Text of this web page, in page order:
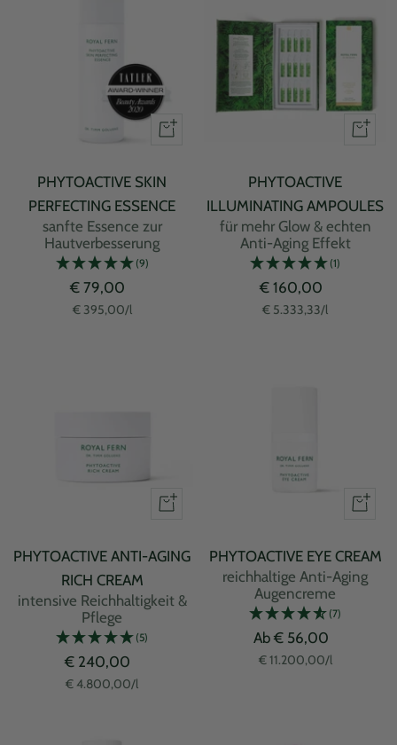
PHYTOACTIVE SKIN
PERFECTING ESSENCE
sanfte Essence zur
Hautverbesserung
(9)
Angebotspreis
€ 79,00
€ 395,00/l
PHYTOACTIVE
ILLUMINATING AMPOULES
für mehr Glow & echten
Anti-Aging Effekt
(1)
Angebotspreis
€ 160,00
€ 5.333,33/l
PHYTOACTIVE ANTI-AGING
RICH CREAM
intensive Reichhaltigkeit &
Pflege
(5)
Angebotspreis
€ 240,00
€ 4.800,00/l
PHYTOACTIVE EYE CREAM
reichhaltige Anti-Aging
Augencreme
(7)
Angebotspreis
Ab € 56,00
€ 11.200,00/l